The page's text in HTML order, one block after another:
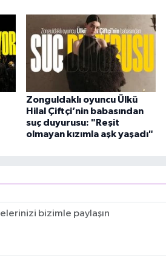
Zonguldaklı oyuncu Ülkü
Hilal Çiftçi’nin babasından
suç duyurusu: "Reşit
olmayan kızımla aşk yaşadı"